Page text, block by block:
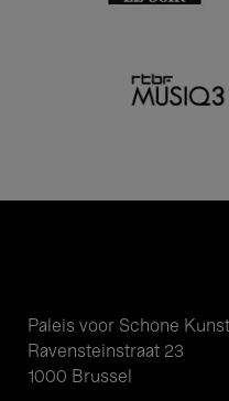
Paleis voor Schone
Ravensteinstraat 23
1000 Brussel